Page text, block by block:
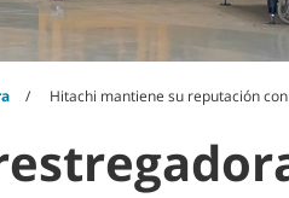
Hitachi mantiene su reputación